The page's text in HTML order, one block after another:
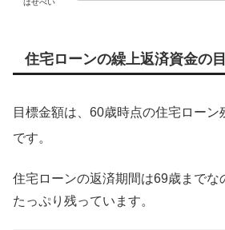
住宅ローンの繰上返済資金の
目標金額は、60歳時点の住宅ローン
です。
住宅ローンの返済期間は69歳までな
たっぷり残っています。